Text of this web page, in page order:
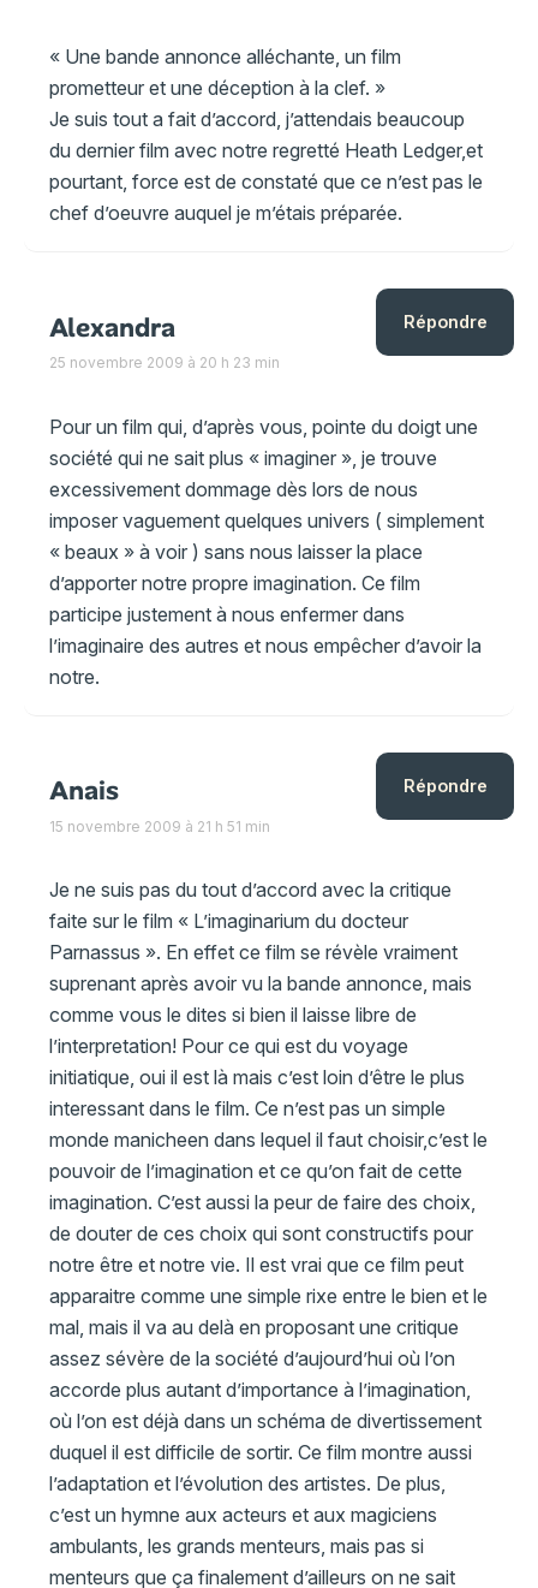
« Une bande annonce alléchante, un film
prometteur et une déception à la clef. »
Je suis tout a fait d’accord, j’attendais beaucoup
du dernier film avec notre regretté Heath Ledger,et
pourtant, force est de constaté que ce n’est pas le
chef d’oeuvre auquel je m’étais préparée.
Alexandra
25 novembre 2009 à 20 h 23 min
Pour un film qui, d’après vous, pointe du doigt une
société qui ne sait plus « imaginer », je trouve
excessivement dommage dès lors de nous
imposer vaguement quelques univers ( simplement
« beaux » à voir ) sans nous laisser la place
d’apporter notre propre imagination. Ce film
participe justement à nous enfermer dans
l’imaginaire des autres et nous empêcher d’avoir la
notre.
Répondre
Anais
15 novembre 2009 à 21 h 51 min
Je ne suis pas du tout d’accord avec la critique
faite sur le film « L’imaginarium du docteur
Parnassus ». En effet ce film se révèle vraiment
suprenant après avoir vu la bande annonce, mais
comme vous le dites si bien il laisse libre de
l’interpretation! Pour ce qui est du voyage
initiatique, oui il est là mais c’est loin d’être le plus
interessant dans le film. Ce n’est pas un simple
monde manicheen dans lequel il faut choisir,c’est le
pouvoir de l’imagination et ce qu’on fait de cette
imagination. C’est aussi la peur de faire des choix,
de douter de ces choix qui sont constructifs pour
notre être et notre vie. Il est vrai que ce film peut
apparaitre comme une simple rixe entre le bien et le
mal, mais il va au delà en proposant une critique
assez sévère de la société d’aujourd’hui où l’on
accorde plus autant d’importance à l’imagination,
où l’on est déjà dans un schéma de divertissement
duquel il est difficile de sortir. Ce film montre aussi
l’adaptation et l’évolution des artistes. De plus,
c’est un hymne aux acteurs et aux magiciens
ambulants, les grands menteurs, mais pas si
menteurs que ça finalement d’ailleurs on ne sait
Répondre